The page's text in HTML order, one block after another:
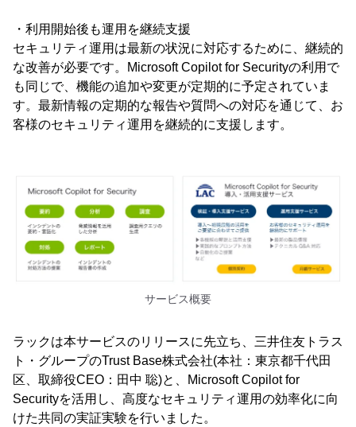
・利用開始後も運用を継続支援
セキュリティ運用は最新の状況に対応するために、継続的
な改善が必要です。Microsoft Copilot for Securityの利用で
も同じで、機能の追加や変更が定期的に予定されていま
す。最新情報の定期的な報告や質問への対応を通じて、お
客様のセキュリティ運用を継続的に支援します。
サービス概要
ラックは本サービスのリリースに先立ち、三井住友トラス
ト・グループのTrust Base株式会社(本社：東京都千代田
区、取締役CEO：田中 聡)と、Microsoft Copilot for
Securityを活用し、高度なセキュリティ運用の効率化に向
けた共同の実証実験を行いました。